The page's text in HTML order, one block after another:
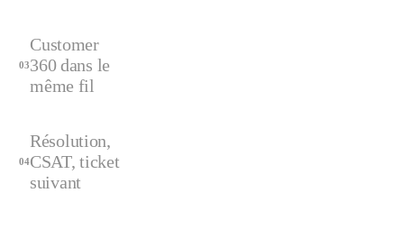
03
Customer
360 dans le
même fil
04
Résolution,
CSAT, ticket
suivant